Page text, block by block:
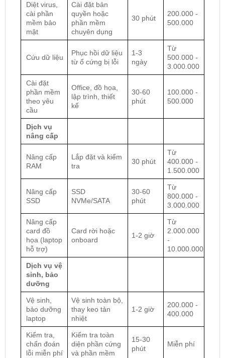
Diệt virus,
cài phần
mềm bảo
mật
Cài đặt bản
quyền hoặc
phần mềm
chuyên dụng
30 phút
200.000 -
500.000
Cứu dữ liệu
Phục hồi dữ liệu
từ ổ cứng bị lỗi
1-3
ngày
Từ
500.000 -
3.000.000
Cài đặt
phần mềm
theo yêu
cầu
Office, đồ họa,
lập trình, thiết
kế
30-60
phút
100.000 -
500.000
Dịch vụ
nâng cấp
Nâng cấp
RAM
Lắp đặt và kiểm
tra
30 phút
Từ
400.000 -
1.500.000
Nâng cấp
SSD
SSD
NVMe/SATA
30-60
phút
Từ
800.000 -
3.000.000
Nâng cấp
card đồ
họa (laptop
hỗ trợ)
Card rời hoặc
onboard
1-2 giờ
Từ
2.000.000
-
10.000.000
Dịch vụ vệ
sinh, bảo
dưỡng
Vệ sinh,
bảo dưỡng
laptop
Vệ sinh toàn bộ,
thay keo tản
nhiệt
1-2 giờ
200.000 -
400.000
Kiểm tra,
chẩn đoán
lỗi miễn phí
Kiểm tra toàn
diện phần cứng
và phần mềm
15-30
phút
Miễn phí